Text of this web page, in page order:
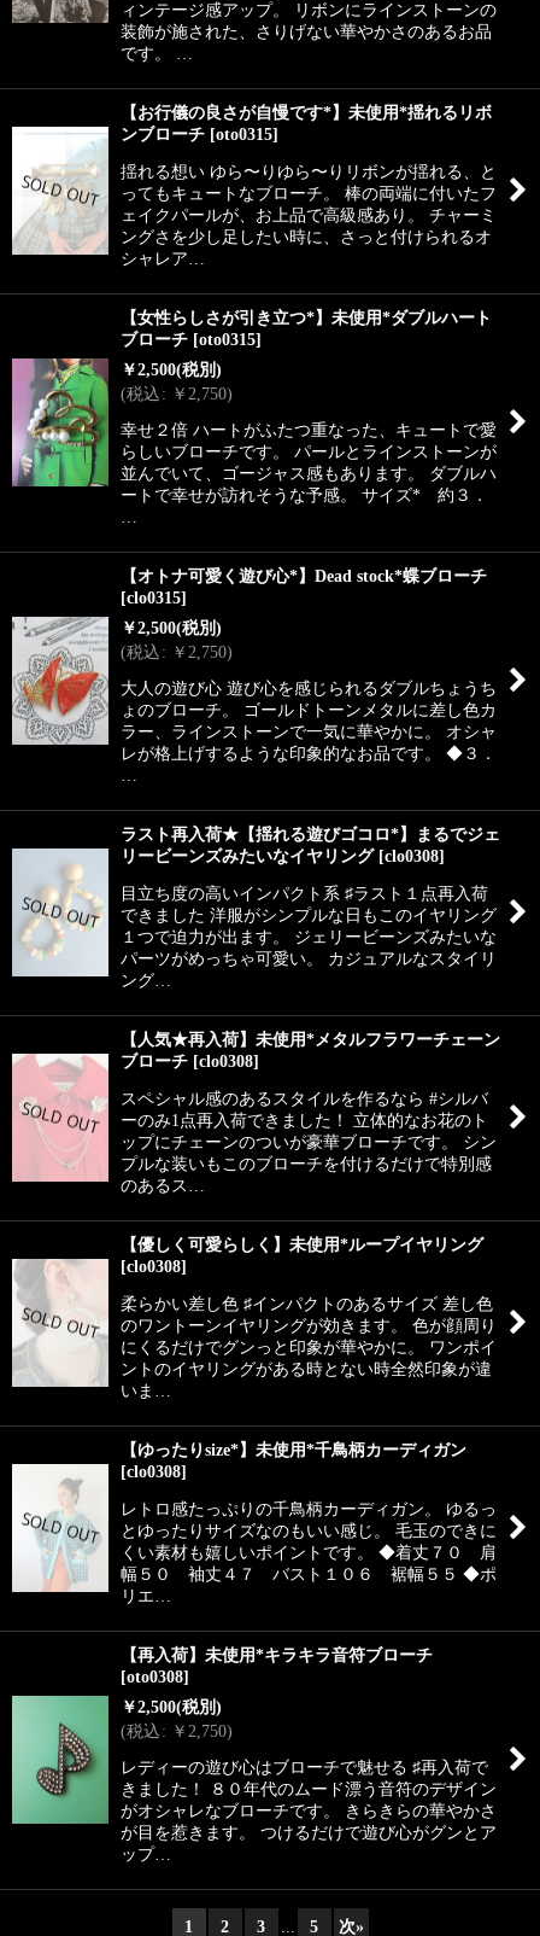
ィンテージ感アップ。 リボンにラインストーンの
装飾が施された、さりげない華やかさのあるお品
です。 …
【お行儀の良さが自慢です*】未使用*揺れるリボ
ンブローチ [oto0315]
揺れる想い ゆら〜りゆら〜りリボンが揺れる、と
ってもキュートなブローチ。 棒の両端に付いたフ
ェイクパールが、お上品で高級感あり。 チャーミ
ングさを少し足したい時に、さっと付けられるオ
シャレア…
【女性らしさが引き立つ*】未使用*ダブルハート
ブローチ [oto0315]
￥2,500(税別)
(税込: ￥ 2,750)
幸せ２倍 ハートがふたつ重なった、キュートで愛
らしいブローチです。 パールとラインストーンが
並んでいて、ゴージャス感もあります。 ダブルハ
ートで幸せが訪れそうな予感。 サイズ* 約３．
【オトナ可愛く遊び心*】Dead stock*蝶ブローチ
[clo0315]
￥2,500(税別)
(税込: ￥ 2,750)
大人の遊び心 遊び心を感じられるダブルちょうち
ょのブローチ。 ゴールドトーンメタルに差し色カ
ラー、ラインストーンで一気に華やかに。 オシャ
レが格上げするような印象的なお品です。 ◆３．
ラスト再入荷★【揺れる遊びゴコロ*】まるでジェ
リービーンズみたいなイヤリング [clo0308]
目立ち度の高いインパクト系 ♯ラスト１点再入荷
できました 洋服がシンプルな日もこのイヤリング
１つで迫力が出ます。 ジェリービーンズみたいな
パーツがめっちゃ可愛い。 カジュアルなスタイリ
ング…
【人気★再入荷】未使用*メタルフラワーチェーン
ブローチ [clo0308]
スペシャル感のあるスタイルを作るなら #シルバ
ーのみ1点再入荷できました！ 立体的なお花のト
ップにチェーンのついが豪華ブローチです。 シン
プルな装いもこのブローチを付けるだけで特別感
のあるス…
【優しく可愛らしく】未使用*ループイヤリング
[clo0308]
柔らかい差し色 ♯インパクトのあるサイズ 差し色
のワントーンイヤリングが効きます。 色が顔周り
にくるだけでグンっと印象が華やかに。 ワンポイ
ントのイヤリングがある時とない時全然印象が違
いま…
【ゆったりsize*】未使用*千鳥柄カーディガン
[clo0308]
レトロ感たっぷりの千鳥柄カーディガン。 ゆるっ
とゆったりサイズなのもいい感じ。 毛玉のできに
くい素材も嬉しいポイントです。 ◆着丈７０ 肩
幅５０ 袖丈４７ バスト１０６ 裾幅５５ ◆ポ
リエ…
【再入荷】未使用*キラキラ音符ブローチ
[oto0308]
￥2,500(税別)
(税込: ￥ 2,750)
レディーの遊び心はブローチで魅せる ♯再入荷で
きました！ ８０年代のムード漂う音符のデザイン
がオシャレなブローチです。 きらきらの華やかさ
が目を惹きます。 つけるだけで遊び心がグンとア
ップ…
1 2 3 5 次»